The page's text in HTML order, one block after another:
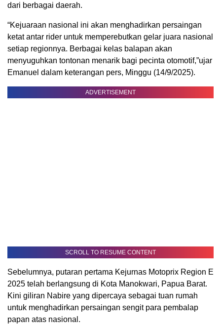
dari berbagai daerah.
“Kejuaraan nasional ini akan menghadirkan persaingan
ketat antar rider untuk memperebutkan gelar juara nasional
setiap regionnya. Berbagai kelas balapan akan
menyuguhkan tontonan menarik bagi pecinta otomotif,”ujar
Emanuel dalam keterangan pers, Minggu (14/9/2025).
ADVERTISEMENT
SCROLL TO RESUME CONTENT
Sebelumnya, putaran pertama Kejurnas Motoprix Region E
2025 telah berlangsung di Kota Manokwari, Papua Barat.
Kini giliran Nabire yang dipercaya sebagai tuan rumah
untuk menghadirkan persaingan sengit para pembalap
papan atas nasional.